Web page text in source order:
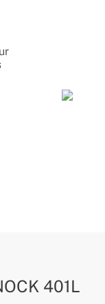
401L